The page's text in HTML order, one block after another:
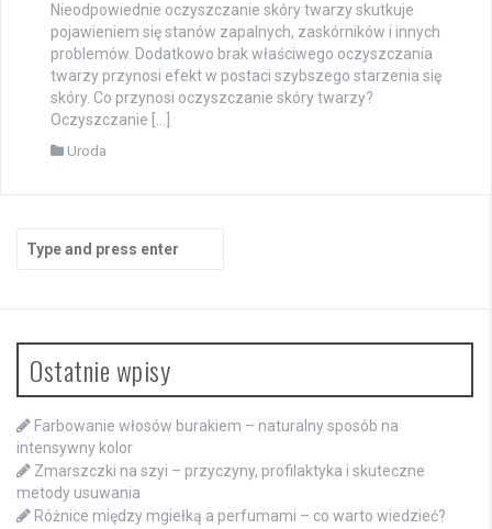
Nieodpowiednie oczyszczanie skóry twarzy skutkuje
pojawieniem się stanów zapalnych, zaskórników i innych
problemów. Dodatkowo brak właściwego oczyszczania
twarzy przynosi efekt w postaci szybszego starzenia się
skóry. Co przynosi oczyszczanie skóry twarzy?
Oczyszczanie […]
Uroda
Search
for:
Ostatnie wpisy
Farbowanie włosów burakiem – naturalny sposób na
intensywny kolor
Zmarszczki na szyi – przyczyny, profilaktyka i skuteczne
metody usuwania
Różnice między mgiełką a perfumami – co warto wiedzieć?